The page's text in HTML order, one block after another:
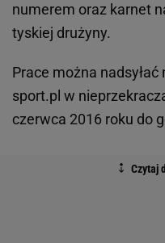
numerem oraz karnet
tyskiej drużyny.
Prace można
sport.pl w
czerwca 2016 roku do